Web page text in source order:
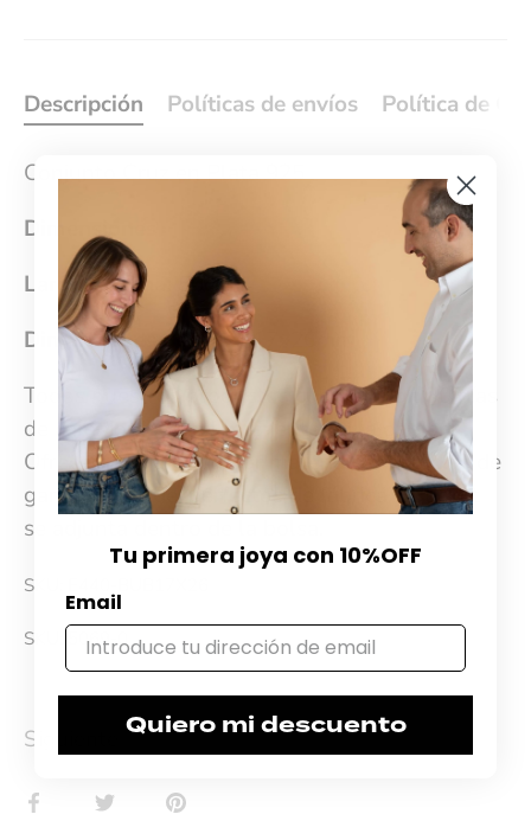
Descripción Políticas de envíos Política de
Conjunto Cruz en Plata 925
Dimensiones
Largo Cadena:
50cm
Dimensiones del Dije:17x26mm
Todos nuestros productos cuentan con 30 días
de cambio desde el momento de la compra.
Ofrecemos garantía por materiales y 60 días de
garantía por desperfectos de fábrica. El ticket
se adjunta dentro de la bolsa.
SKU: E440-BUB17X26
SKU: 5069-0
Siguiente
CompartirTuitearHacer
Tu primera joya con 10%OFF
Email
Quiero mi descuento